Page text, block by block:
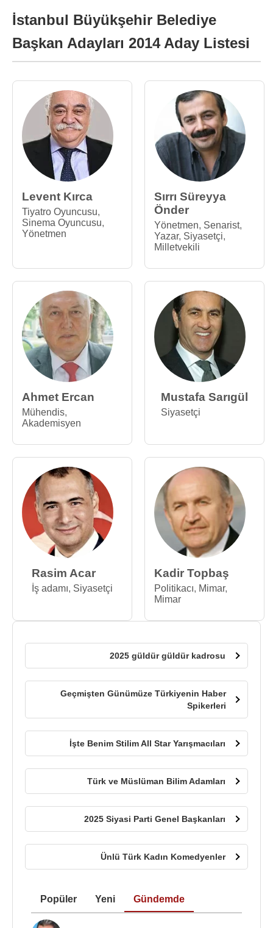
İstanbul Büyükşehir Belediye
Başkan Adayları 2014 Aday Listesi
Levent Kırca
Tiyatro Oyuncusu,
Sinema Oyuncusu,
Yönetmen
Sırrı Süreyya
Önder
Yönetmen, Senarist,
Yazar, Siyasetçi,
Milletvekili
Ahmet Ercan
Mühendis,
Akademisyen
Mustafa Sarıgül
Siyasetçi
Rasim Acar
İş adamı, Siyasetçi
Kadir Topbaş
Politikacı, Mimar,
Mimar
2025 güldür güldür kadrosu
Geçmişten Günümüze Türkiyenin Haber
Spikerleri
İşte Benim Stilim All Star Yarışmacıları
Türk ve Müslüman Bilim Adamları
2025 Siyasi Parti Genel Başkanları
Ünlü Türk Kadın Komedyenler
Popüler Yeni Gündemde